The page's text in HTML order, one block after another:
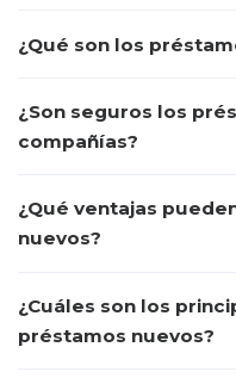
¿Qué son los
¿Son seguros los
compañías?
¿Qué ventajas
nuevos?
¿Cuáles son los
préstamos nuevos?